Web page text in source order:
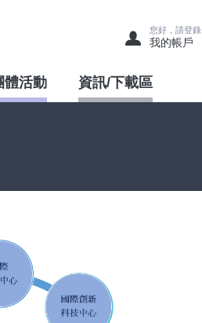
您好，請登錄
我的帳戶
體活動 資訊/下載區